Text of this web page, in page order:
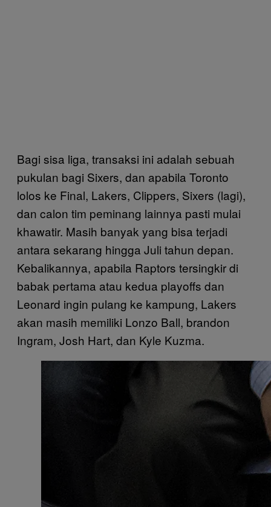
Bagi sisa liga, transaksi ini adalah sebuah
pukulan bagi Sixers, dan apabila Toronto
lolos ke Final, Lakers, Clippers, Sixers (lagi),
dan calon tim peminang lainnya pasti mulai
khawatir. Masih banyak yang bisa terjadi
antara sekarang hingga Juli tahun depan.
Kebalikannya, apabila Raptors tersingkir di
babak pertama atau kedua playoffs dan
Leonard ingin pulang ke kampung, Lakers
akan masih memiliki Lonzo Ball, brandon
Ingram, Josh Hart, dan Kyle Kuzma.